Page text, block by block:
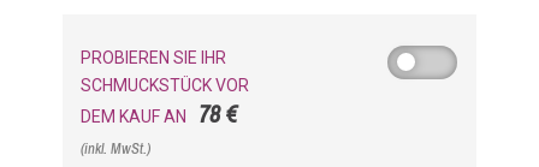
PROBIEREN SIE IHR
SCHMUCKSTÜCK VOR
DEM KAUF AN
78 €
(inkl. MwSt.)